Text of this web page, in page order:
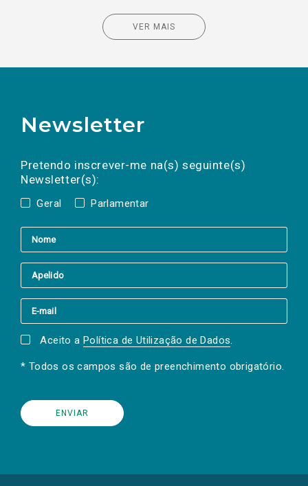
VER MAIS
Newsletter
Pretendo inscrever-me na(s) seguinte(s)
Newsletter(s):
Geral Parlamentar
a(s) newsletter(s).
mail
Aceito a Política de Utilização de Dados.
* Todos os campos são de preenchimento obrigatório.